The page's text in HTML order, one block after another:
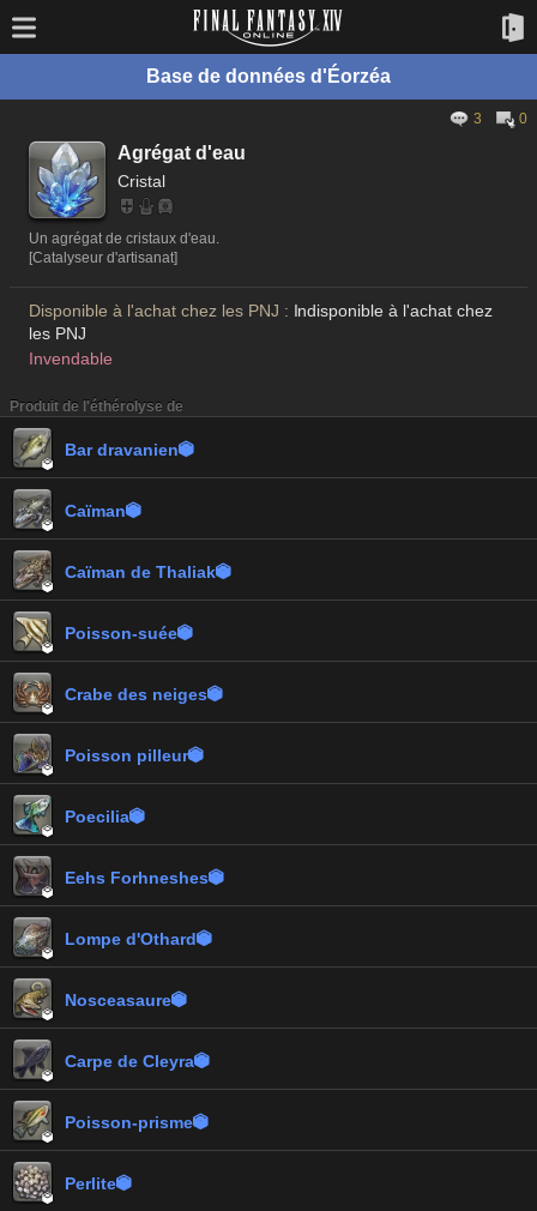
Base de données d'Éorzéa
3 0
Agrégat d'eau
Cristal
Un agrégat de cristaux d'eau.
[Catalyseur d'artisanat]
Disponible à l'achat chez les PNJ : Indisponible à l'achat chez
les PNJ
Invendable
Produit de l'éthérolyse de

Bar dravanien

Caïman

Caïman de Thaliak

Poisson-suée

Crabe des neiges

Poisson pilleur

Poecilia

Eehs Forhneshes

Lompe d'Othard

Nosceasaure

Carpe de Cleyra

Poisson-prisme

Perlite